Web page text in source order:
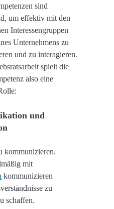
sind
um effektiv mit den
Interessengruppen
Unternehmens zu
und zu interagieren.
spielt die
also eine
und
kommunizieren.
mit
kommunizieren
zu
schaffen.